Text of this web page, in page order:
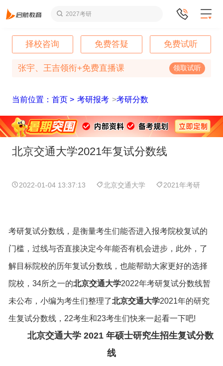
2027考研
择校咨询 免费答疑 免费试听
张宇、王吉领衔+免费直播课 领取试听
当前位置：首页 > 考研报考 >考研分数
北京交通大学2021年复试分数线
2022-01-04 13:37:13 北京交通大学 2021年考研
考研复试分数线，是衡量考生们能否进入报考院校复试的
门槛，过线与否直接决定今年能否有机会进步，此外，了
解目标院校的历年复试分数线，也能帮助大家更好的选择
院校，34所之一的北京交通大学2022年考研复试分数线暂
未公布，小编为考生们整理了北京交通大学2021年的研究
生复试分数线，22考生和23考生们快来一起看一下吧!
北京交通大学 2021 年硕士研究生招生复试分数
线